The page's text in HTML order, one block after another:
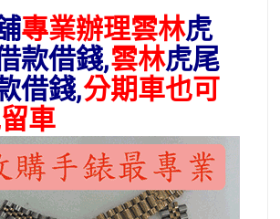
專業辦理雲林虎
款借錢,雲林虎尾
借錢,分期車也可
車